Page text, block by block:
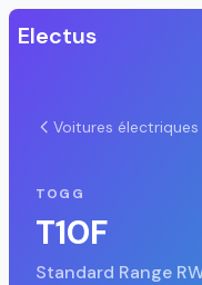
Electus
Voitures électriques
TOGG
T10F
Standard Range